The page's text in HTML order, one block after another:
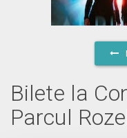
Bilete la
Parcul